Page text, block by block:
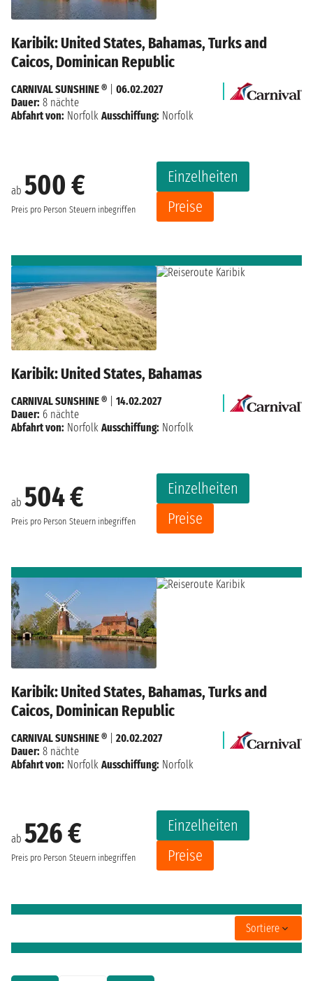
Karibik: United States, Bahamas, Turks and
Caicos, Dominican Republic
ab 500 €
Preis pro Person Steuern inbegriffen
Einzelheiten
Preise
CARNIVAL SUNSHINE ®
06.02.2027
Dauer: 8 nächte
Abfahrt von: Norfolk Ausschiffung: Norfolk
Karibik: United States, Bahamas
ab 504 €
Preis pro Person Steuern inbegriffen
Einzelheiten
Preise
CARNIVAL SUNSHINE ®
14.02.2027
Dauer: 6 nächte
Abfahrt von: Norfolk Ausschiffung: Norfolk
Karibik: United States, Bahamas, Turks and
Caicos, Dominican Republic
ab 526 €
Preis pro Person Steuern inbegriffen
Einzelheiten
Preise
CARNIVAL SUNSHINE ®
20.02.2027
Dauer: 8 nächte
Abfahrt von: Norfolk Ausschiffung: Norfolk
Sortiere